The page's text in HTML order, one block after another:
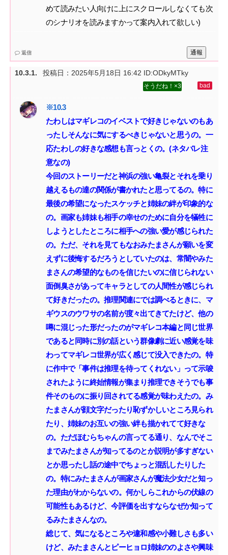
めて読みたい人向けに上にスクロールしなくても次
のシナリオを読みますかって案内入れて欲しい)
通報
返信
投稿日： 2025年5月18日 16:42 ID:ODkyMTky
3
たわしはマギレコのイベストで好きじゃないのもあ
ったしそんなに気にするべきじゃないと思うの。一
応たわしの好きな感想も言っとくの。(ネタバレ注
意なの)‌
今回のストーリーだと神浜の強い亀裂とそれを乗り
越えるもの達の関係が書かれたと思ってるの。特に
最後の希望になったスケッチと姉妹の絆が印象的な
の。画家も姉妹も相手の幸せのために自分を犠牲に
しようとしたところに相手への強い愛が感じられた
の。ただ、それを見てもなおみたまさんが願いを変
えずに後悔するだろうとしていたのは、常闇やみた
まさんの希望的なものを信じたいのに信じられない
面倒臭さがあってキャラとしての人間性が感じられ
て好きだったの。推理関連にでは調べるときに、マ
ギウスのウワサの名前が度々出てきてたけど、他の
噂に混じった形だったのがマギレコ本編と同じ世界
であると同時に別の話という群像劇に近い感覚を味
わってマギレコ世界が広く感じて没入できたの。特
に作中で「事件は推理を待ってくれない」って示唆
されたように終始情報が集まり推理できそうでも事
件そのものに振り回されてる感覚が味わえたの。み
たまさんが顔文字だったり恥ずかしいところ見られ
たり、姉妹のお互いの強い絆も描かれてて好きな
の。ただほむらちゃんの言ってる通り、なんでそこ
までみたまさんが知ってるのとか説明が多すぎない
とか思ったし話の途中でちょっと混乱したりした
の。特にみたまさんが画家さんが魔法少女だと知っ
た理由がわからないの。何かしらこれからの伏線の
可能性もあるけど、今評価を出すならなぜか知って
るみたまさんなの。‌
総じて、気になるところや違和感や小難しさも多い
けど、みたまさんとピーヒョロ姉妹ののよさや興味